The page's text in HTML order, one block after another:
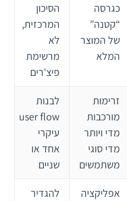
כגרסה
“קטנה”
של המוצר
המלא
הסיכון
המרכזית,
לא
מרשימת
פיצ'רים
זרימות
מורכבות
מדי ויותר
מדי סוגי
משתמשים
לבנות
user flow
עיקרי
אחד או
שניים
אפליקציה
להגדיר